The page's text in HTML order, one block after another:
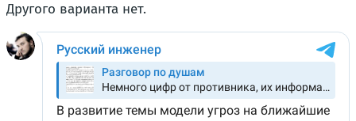
Другого варианта нет.